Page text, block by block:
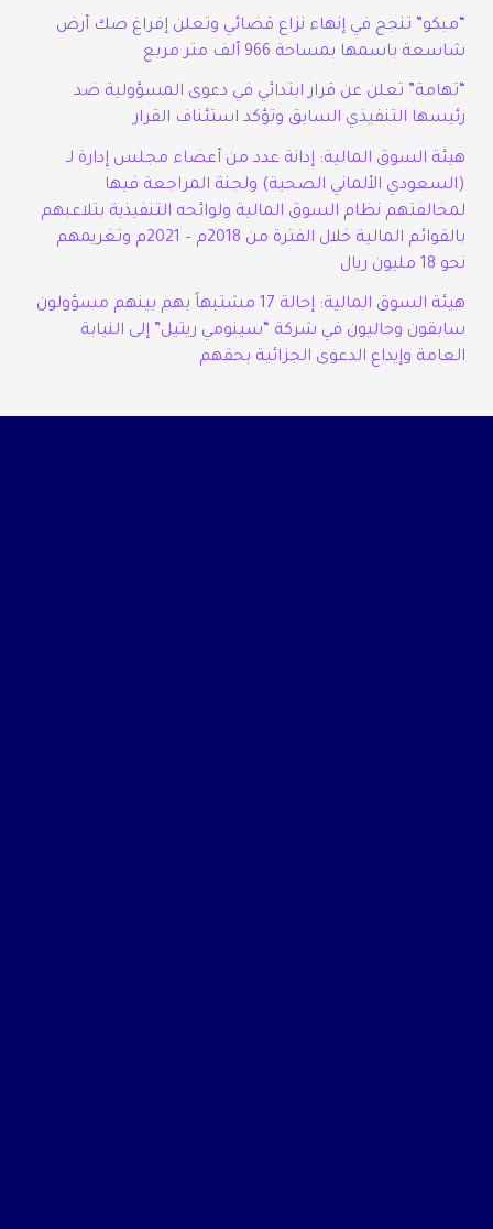
“مبكو” تنجح في إنهاء نزاع قضائي وتعلن إفراغ صك أرض
شاسعة باسمها بمساحة 966 ألف متر مربع
“تهامة” تعلن عن قرار ابتدائي في دعوى المسؤولية ضد
رئيسها التنفيذي السابق وتؤكد استئناف القرار
هيئة السوق المالية: إدانة عدد من أعضاء مجلس إدارة لـ
(السعودي الألماني الصحية) ولجنة المراجعة فيها
لمخالفتهم نظام السوق المالية ولوائحه التنفيذية بتلاعبهم
بالقوائم المالية خلال الفترة من 2018م – 2021م وتغريمهم
نحو 18 مليون ريال
هيئة السوق المالية: إحالة 17 مشتبهاً بهم بينهم مسؤولون
سابقون وحاليون في شركة “سينومي ريتيل” إلى النيابة
العامة وإيداع الدعوى الجزائية بحقهم